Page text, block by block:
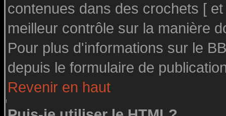
contenues dans des crochets [
meilleur contrôle sur la manière
Pour plus d'informations sur le
depuis le formulaire de
Revenir en haut